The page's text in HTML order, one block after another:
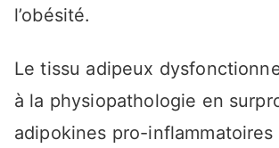
l’obésité.
Le tissu adipeux
à la physiopathologie en
adipokines pro-inflammatoires